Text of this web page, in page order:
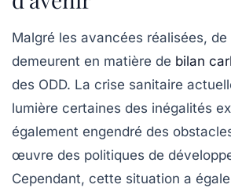
Malgré les avancées réalisées,
demeurent en matière de bilan
des ODD. La crise sanitaire
lumière certaines des inégalités
également engendré des
œuvre des politiques de
Cependant, cette situation a